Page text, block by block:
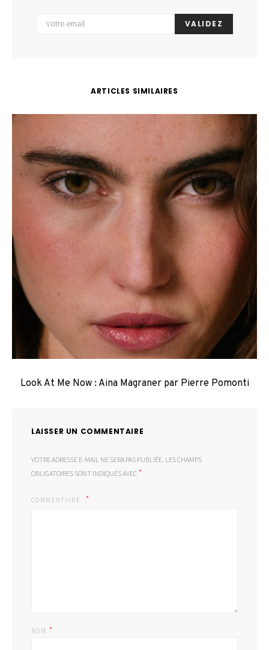
VALIDEZ
ARTICLES SIMILAIRES
Look At Me Now : Aina Magraner par Pierre Pomonti
LAISSER UN COMMENTAIRE
VOTRE ADRESSE E-MAIL NE SERA PAS PUBLIÉE. LES CHAMPS
OBLIGATOIRES SONT INDIQUÉS AVEC *
COMMENTAIRE
NOM *